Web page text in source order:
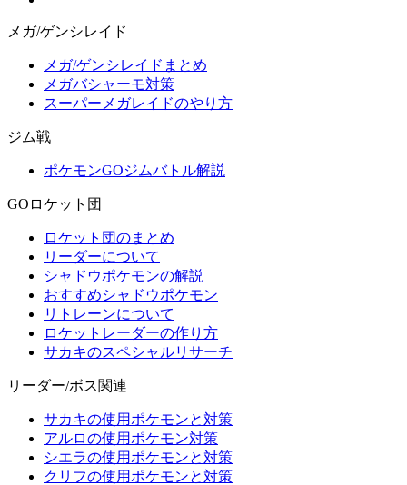
メガ/ゲンシレイド
メガ/ゲンシレイドまとめ
メガバシャーモ対策
スーパーメガレイドのやり方
ジム戦
ポケモンGOジムバトル解説
GOロケット団
ロケット団のまとめ
リーダーについて
シャドウポケモンの解説
おすすめシャドウポケモン
リトレーンについて
ロケットレーダーの作り方
サカキのスペシャルリサーチ
リーダー/ボス関連
サカキの使用ポケモンと対策
アルロの使用ポケモン対策
シエラの使用ポケモンと対策
クリフの使用ポケモンと対策